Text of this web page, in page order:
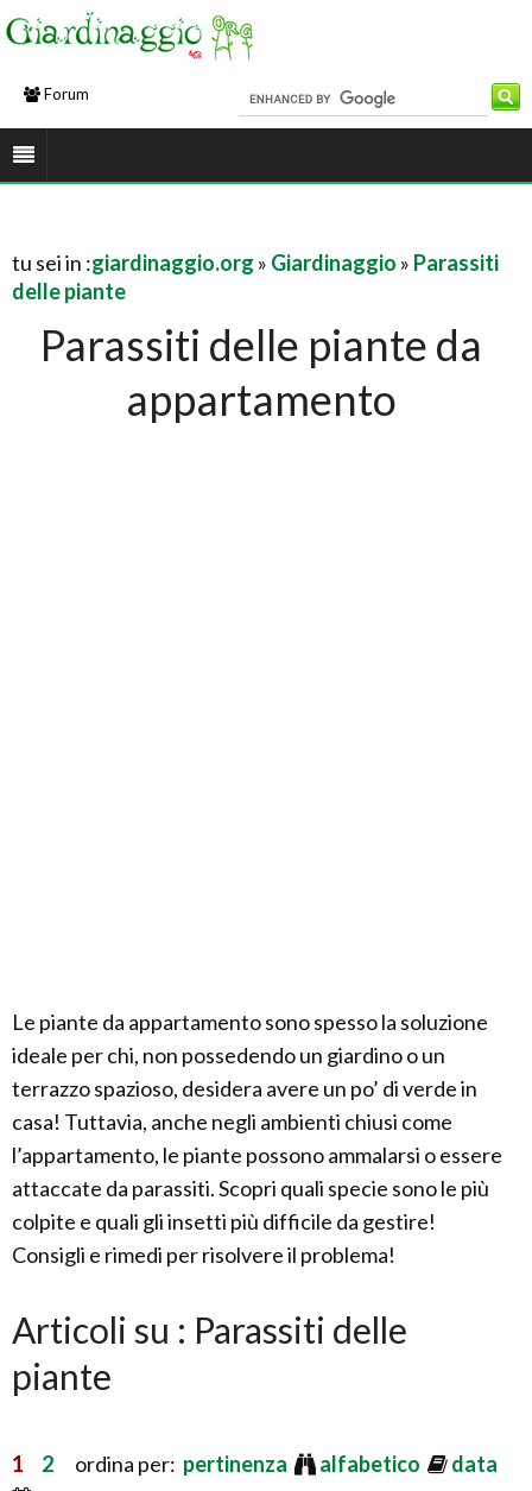
Forum
tu sei in :giardinaggio.org » Giardinaggio » Parassiti
delle piante
Parassiti delle piante da
appartamento
Le piante da appartamento sono spesso la soluzione
ideale per chi, non possedendo un giardino o un
terrazzo spazioso, desidera avere un po’ di verde in
casa! Tuttavia, anche negli ambienti chiusi come
l’appartamento, le piante possono ammalarsi o essere
attaccate da parassiti. Scopri quali specie sono le più
colpite e quali gli insetti più difficile da gestire!
Consigli e rimedi per risolvere il problema!
Articoli su : Parassiti delle
piante
1 2 ordina per: pertinenza alfabetico data